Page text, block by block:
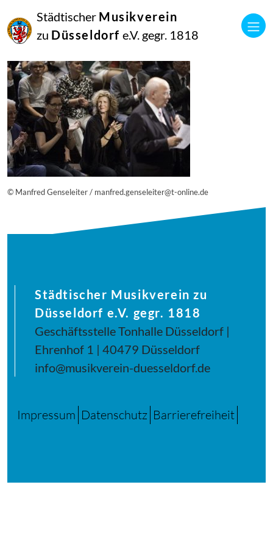
Städtischer Musikverein
zu Düsseldorf e.V. gegr. 1818
Juni
2019
Netkotec
© Manfred Genseleiter / manfred.genseleiter@t-online.de
Städtischer Musikverein zu
Düsseldorf e.V. gegr. 1818
Geschäftsstelle Tonhalle Düsseldorf |
Ehrenhof 1 | 40479 Düsseldorf
info@musikverein-duesseldorf.de
Impressum Datenschutz Barrierefreiheit